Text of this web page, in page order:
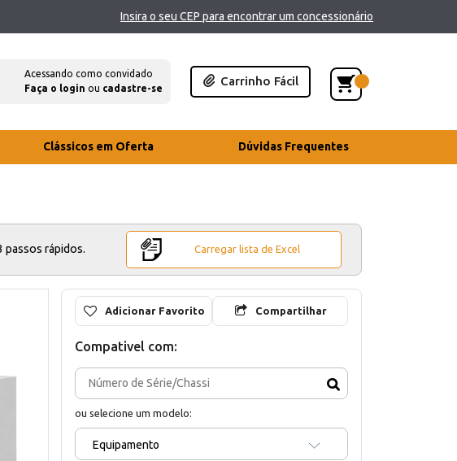
Insira o seu CEP para encontrar um concessionário
Acessando como convidado
Faça o login ou cadastre-se
Carrinho Fácil
Clássicos em Oferta Dúvidas Frequentes
passos rápidos. Carregar lista de Excel
Adicionar Favorito Compartilhar
Compativel com:
ou selecione um modelo:
Equipamento